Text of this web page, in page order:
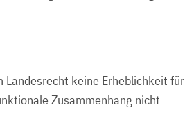
Landesrecht keine Erheblichkeit für
Zusammenhang nicht